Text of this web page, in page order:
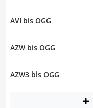
AVI bis OGG
AZW bis OGG
AZW3 bis OGG